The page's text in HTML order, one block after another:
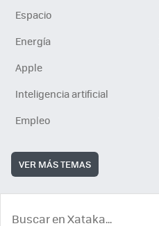
Espacio
Energía
Apple
Inteligencia artificial
Empleo
VER MÁS TEMAS